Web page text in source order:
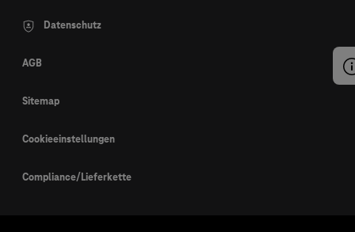
Datenschutz
AGB
Sitemap
Cookieeinstellungen
Compliance/Lieferkette